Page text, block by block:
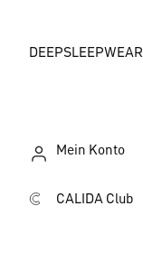
DEEPSLEEPWEAR
Mein Konto
CALIDA Club